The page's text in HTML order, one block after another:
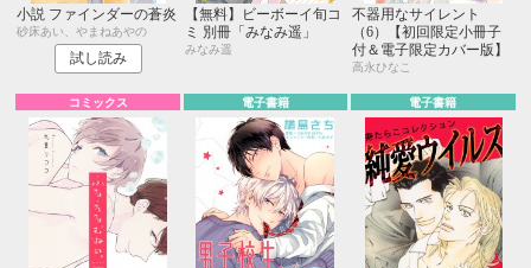
小説 ファインダーの蒼炎
砂床あい、やまねあやの
試し読み
【無料】ビーボーイ旬コ
ミ 別冊「みなみ遥」
みなみ遥
不器用なサイレント
（6）【初回限定小冊子
付＆電子限定カバー版】
高永ひなこ
コミックス 電子書籍 電子書籍